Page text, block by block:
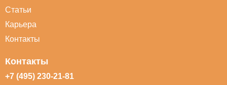
Статьи
Карьера
Контакты
Контакты
+7 (495) 230-21-81